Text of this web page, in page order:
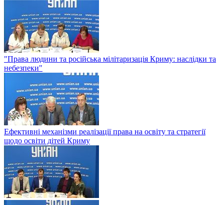
"Права людини та російська мілітаризація Криму: наслідки та
небезпеки"
Ефективні механізми реалізації права на освіту та стратегії
щодо освіти дітей Криму